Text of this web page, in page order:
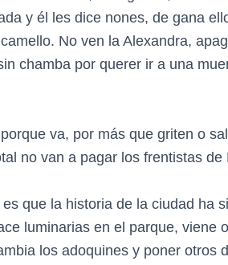
y él les dice nones, de gana
No ven la Alexandra,
chamba por querer ir a una
va, por más que griten o
no van a pagar los frentistas
que la historia de la ciudad ha
luminarias en el parque, viene
los adoquines y poner otros